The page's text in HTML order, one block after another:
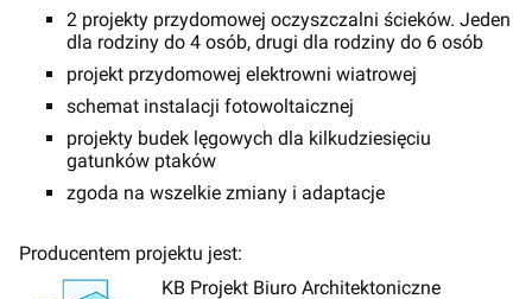
2 projekty przydomowej oczyszczalni ścieków. Jeden
dla rodziny do 4 osób, drugi dla rodziny do 6 osób
projekt przydomowej elektrowni wiatrowej
schemat instalacji fotowoltaicznej
projekty budek lęgowych dla kilkudziesięciu
gatunków ptaków
zgoda na wszelkie zmiany i adaptacje
Producentem projektu jest:
KB Projekt Biuro Architektoniczne